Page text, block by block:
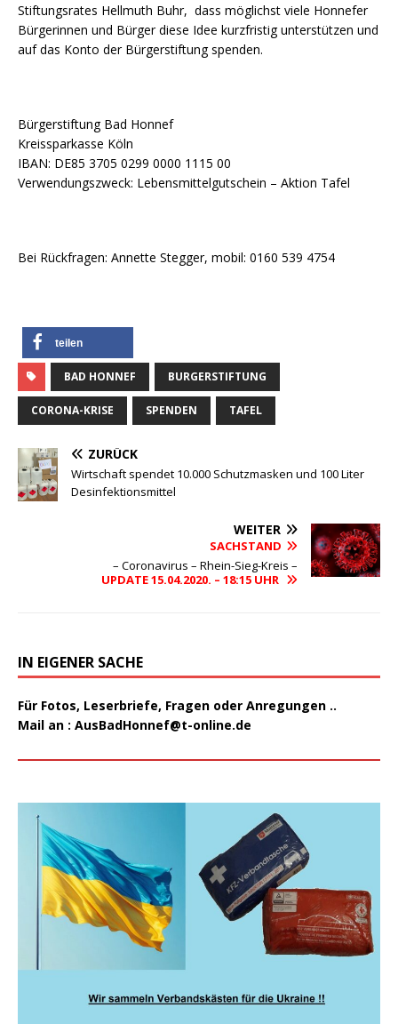
Stiftungsrates Hellmuth Buhr, dass möglichst viele Honnefer
Bürgerinnen und Bürger diese Idee kurzfristig unterstützen und
auf das Konto der Bürgerstiftung spenden.
Bürgerstiftung Bad Honnef
Kreissparkasse Köln
IBAN: DE85 3705 0299 0000 1115 00
Verwendungszweck: Lebensmittelgutschein – Aktion Tafel
Bei Rückfragen: Annette Stegger, mobil: 0160 539 4754
teilen
BAD HONNEF BURGERSTIFTUNG
CORONA-KRISE SPENDEN TAFEL
ZURÜCK
Wirtschaft spendet 10.000 Schutzmasken und 100 Liter
Desinfektionsmittel
WEITER
SACHSTAND
– Coronavirus – Rhein-Sieg-Kreis –
UPDATE 15.04.2020. – 18:15 UHR
IN EIGENER SACHE
Für Fotos, Leserbriefe, Fragen oder Anregungen ..
Mail an : AusBadHonnef@t-online.de